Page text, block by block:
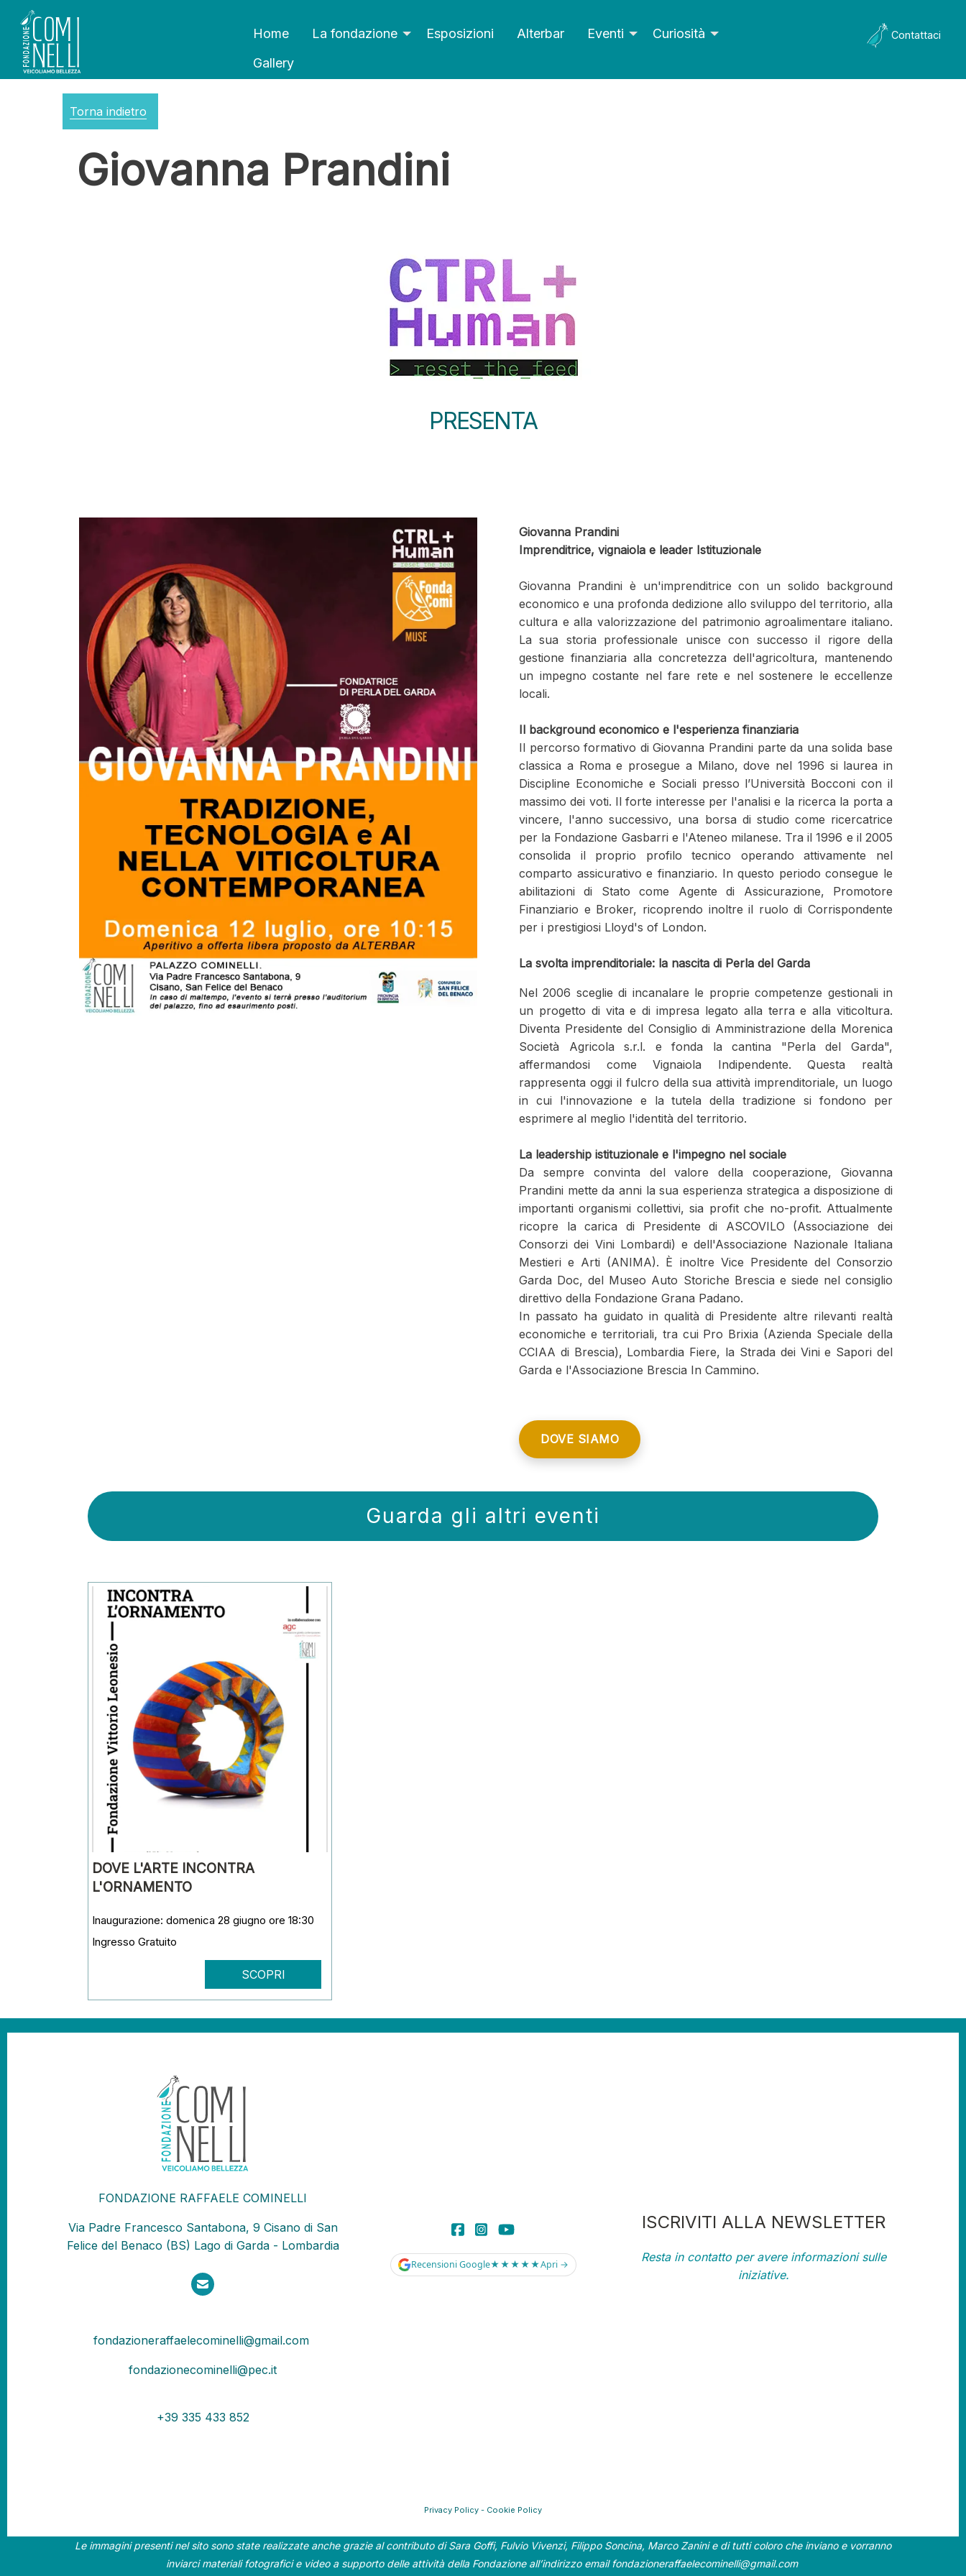
Home La fondazione Esposizioni Alterbar Eventi
Curiosità
Gallery
Contattaci
Torna indietro
Giovanna Prandini
PRESENTA
Giovanna Prandini
Imprenditrice, vignaiola e leader Istituzionale
Giovanna Prandini è un'imprenditrice con un solido background
economico e una profonda dedizione allo sviluppo del territorio, alla
cultura e alla valorizzazione del patrimonio agroalimentare italiano.
La sua storia professionale unisce con successo il rigore della
gestione finanziaria alla concretezza dell'agricoltura, mantenendo
un impegno costante nel fare rete e nel sostenere le eccellenze
locali.
Il background economico e l'esperienza finanziaria
Il percorso formativo di Giovanna Prandini parte da una solida base
classica a Roma e prosegue a Milano, dove nel 1996 si laurea in
Discipline Economiche e Sociali presso l’Università Bocconi con il
massimo dei voti. Il forte interesse per l'analisi e la ricerca la porta a
vincere, l'anno successivo, una borsa di studio come ricercatrice
per la Fondazione Gasbarri e l'Ateneo milanese. Tra il 1996 e il 2005
consolida il proprio profilo tecnico operando attivamente nel
comparto assicurativo e finanziario. In questo periodo consegue le
abilitazioni di Stato come Agente di Assicurazione, Promotore
Finanziario e Broker, ricoprendo inoltre il ruolo di Corrispondente
per i prestigiosi Lloyd's of London.
La svolta imprenditoriale: la nascita di Perla del Garda
Nel 2006 sceglie di incanalare le proprie competenze gestionali in
un progetto di vita e di impresa legato alla terra e alla viticoltura.
Diventa Presidente del Consiglio di Amministrazione della Morenica
Società Agricola s.r.l. e fonda la cantina "Perla del Garda",
affermandosi come Vignaiola Indipendente. Questa realtà
rappresenta oggi il fulcro della sua attività imprenditoriale, un luogo
in cui l'innovazione e la tutela della tradizione si fondono per
esprimere al meglio l'identità del territorio.
La leadership istituzionale e l'impegno nel sociale
Da sempre convinta del valore della cooperazione, Giovanna
Prandini mette da anni la sua esperienza strategica a disposizione di
importanti organismi collettivi, sia profit che no-profit. Attualmente
ricopre la carica di Presidente di ASCOVILO (Associazione dei
Consorzi dei Vini Lombardi) e dell'Associazione Nazionale Italiana
Mestieri e Arti (ANIMA). È inoltre Vice Presidente del Consorzio
Garda Doc, del Museo Auto Storiche Brescia e siede nel consiglio
direttivo della Fondazione Grana Padano.
In passato ha guidato in qualità di Presidente altre rilevanti realtà
economiche e territoriali, tra cui Pro Brixia (Azienda Speciale della
CCIAA di Brescia), Lombardia Fiere, la Strada dei Vini e Sapori del
Garda e l'Associazione Brescia In Cammino.
DOVE SIAMO
Guarda gli altri eventi
DOVE L'ARTE INCONTRA
L'ORNAMENTO
Inaugurazione: domenica 28 giugno ore 18:30
Ingresso Gratuito
SCOPRI
FONDAZIONE RAFFAELE COMINELLI
Via Padre Francesco Santabona, 9 Cisano di San
Felice del Benaco (BS) Lago di Garda - Lombardia
fondazioneraffaelecominelli@gmail.com
fondazionecominelli@pec.it
+39 335 433 852
Recensioni Google★★★★★Apri →
ISCRIVITI ALLA NEWSLETTER
Resta in contatto per avere informazioni sulle
iniziative.
Privacy Policy - Cookie Policy
Le immagini presenti nel sito sono state realizzate anche grazie al contributo di Sara Goffi, Fulvio Vivenzi, Filippo Soncina, Marco Zanini e di tutti coloro che inviano e vorranno
inviarci materiali fotografici e video a supporto delle attività della Fondazione all’indirizzo email fondazioneraffaelecominelli@gmail.com